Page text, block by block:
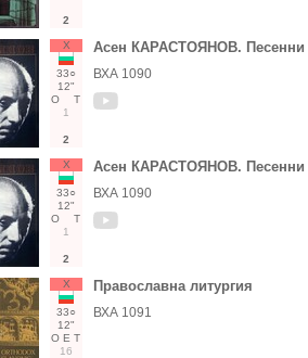
2
Х
33○
12"
О
Т
1
2
Асен КАРАСТОЯНОВ. Песенни
ВХА 1090
Х
33○
12"
О
Т
1
2
Асен КАРАСТОЯНОВ. Песенни
ВХА 1090
Х
33○
12"
О Е Т
16
Православна литургия
ВХА 1091